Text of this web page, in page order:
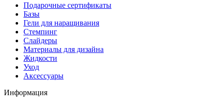
Подарочные сертификаты
Базы
Гели для наращивания
Стемпинг
Слайдеры
Материалы для дизайна
Жидкости
Уход
Аксессуары
Информация